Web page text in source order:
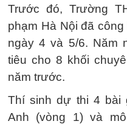
Trước đó, Trường
phạm Hà Nội đã
ngày 4 và 5/6. Năm
tiêu cho 8 khối
năm trước.
Thí sinh dự thi 4 bài
Anh (vòng 1) và